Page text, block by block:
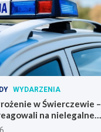
WYDARZENIA
w Świerczewie –
na nielegalne